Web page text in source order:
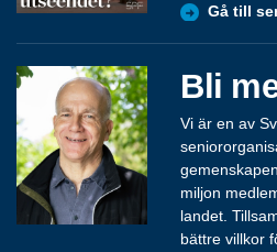
Gå till
Bli
Vi är en av
miljon
landet.
bättre villkor